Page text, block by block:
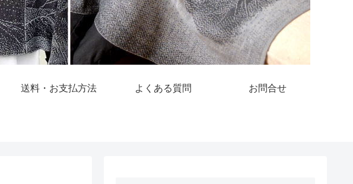
送料・お支払方法 よくある質問 お問合せ